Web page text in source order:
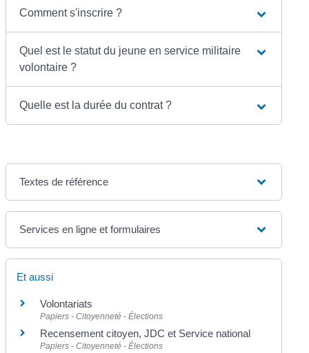
Comment s'inscrire ?
Quel est le statut du jeune en service militaire
volontaire ?
Quelle est la durée du contrat ?
Textes de référence
Services en ligne et formulaires
Et aussi
Volontariats
Papiers - Citoyenneté - Élections
Recensement citoyen, JDC et Service national
Papiers - Citoyenneté - Élections